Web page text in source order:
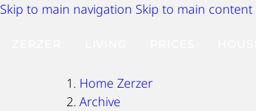
Skip to main navigation Skip to main content
Home Zerzer
Archive